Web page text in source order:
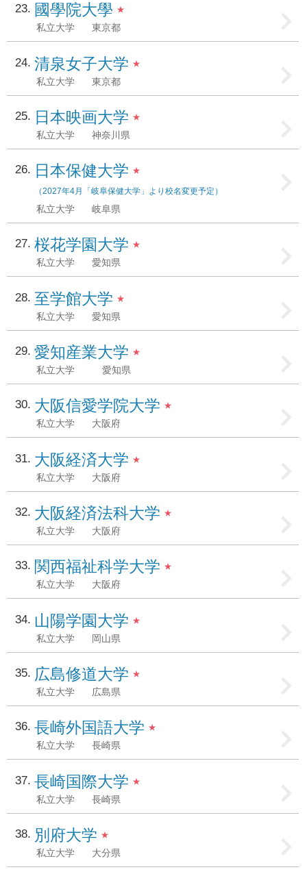
23 國學院大學 ★
私立大学 東京都
24 清泉女子大学 ★
私立大学 東京都
25 日本映画大学 ★
私立大学 神奈川県
26 日本保健大学 ★
（2027年4月「岐阜保健大学」より校名変更予定）
私立大学 岐阜県
27 桜花学園大学 ★
私立大学 愛知県
28 至学館大学 ★
私立大学 愛知県
29 愛知産業大学 ★
私立大学 愛知県
30 大阪信愛学院大学 ★
私立大学 大阪府
31 大阪経済大学 ★
私立大学 大阪府
32 大阪経済法科大学 ★
私立大学 大阪府
33 関西福祉科学大学 ★
私立大学 大阪府
34 山陽学園大学 ★
私立大学 岡山県
35 広島修道大学 ★
私立大学 広島県
36 長崎外国語大学 ★
私立大学 長崎県
37 長崎国際大学 ★
私立大学 長崎県
38 別府大学 ★
私立大学 大分県